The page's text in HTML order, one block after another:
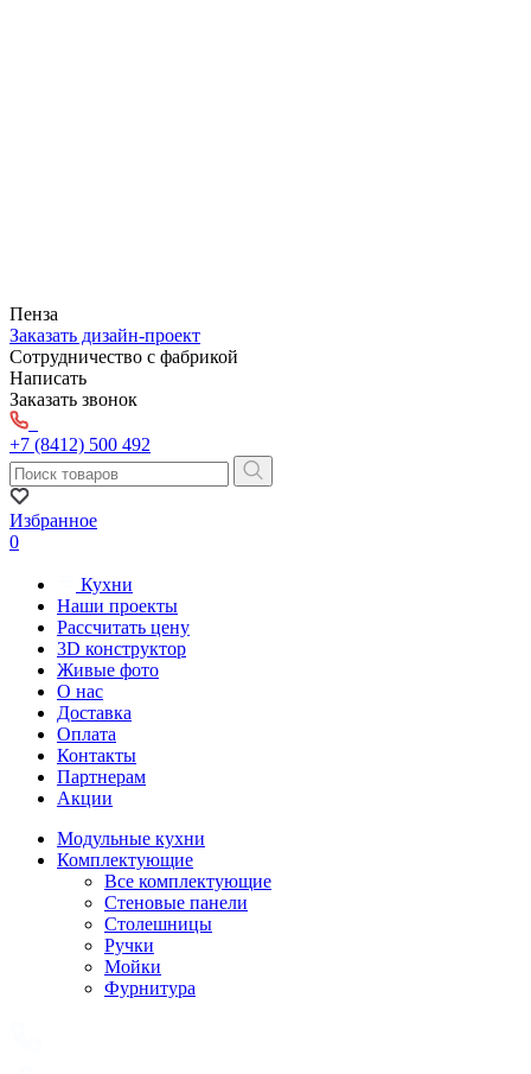
Пенза
Заказать дизайн-проект
Сотрудничество с фабрикой
Написать
Заказать звонок
+7 (8412) 500 492
Избранное
0
Кухни
Наши проекты
Рассчитать цену
3D конструктор
Живые фото
О нас
Доставка
Оплата
Контакты
Партнерам
Акции
Модульные кухни
Комплектующие
Все комплектующие
Стеновые панели
Столешницы
Ручки
Мойки
Фурнитура